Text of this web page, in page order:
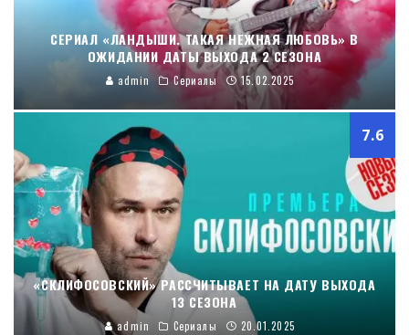
СЕРИАЛ «ЛАНДЫШИ. ТАКАЯ НЕЖНАЯ ЛЮБОВЬ» В
ОЖИДАНИИ ДАТЫ ВЫХОДА 2 СЕЗОНА
admin Сериалы 15.02.2025
7.6
«СКЛИФОСОВСКИЙ» РАССЧИТЫВАЕТ НА ДАТУ ВЫХОДА
13 СЕЗОНА
admin Сериалы 20.01.2025